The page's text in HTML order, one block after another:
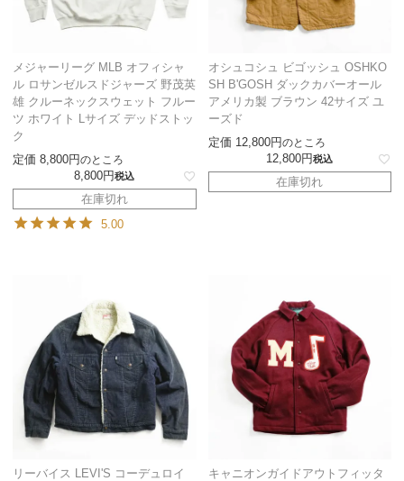
メジャーリーグ MLB オフィシャ
ル ロサンゼルスドジャーズ 野茂英
雄 クルーネックスウェット フルー
ツ ホワイト Lサイズ デッドストッ
ク
定価 8,800 のところ
8,800 税込
在庫切れ
5.00
オシュコシュ ビゴッシュ OSHKO
SH B'GOSH ダックカバーオール
アメリカ製 ブラウン 42サイズ ユ
ーズド
定価 12,800 のところ
12,800 税込
在庫切れ
リーバイス LEVI'S コーデュロイ
キャニオンガイドアウトフィッタ